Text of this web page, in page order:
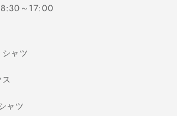
～17:00
ャツ
ャツ